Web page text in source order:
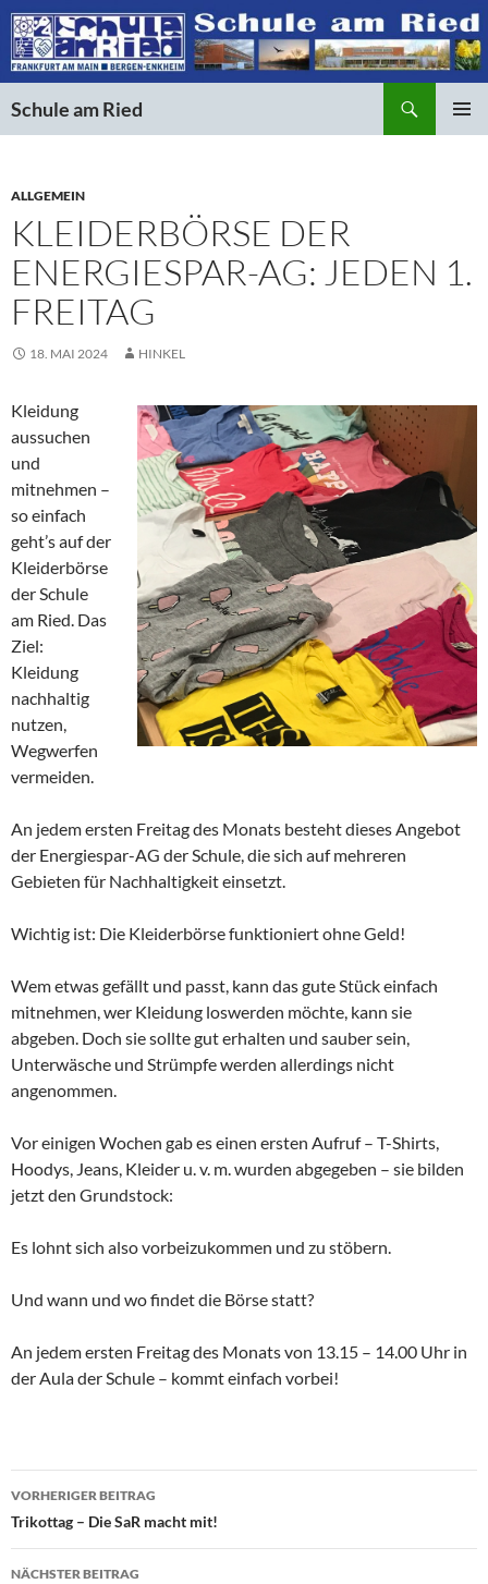
Schule am Ried
ALLGEMEIN
KLEIDERBÖRSE DER
ENERGIESPAR-AG: JEDEN 1.
FREITAG
18. MAI 2024 HINKEL
Kleidung
aussuchen
und
mitnehmen –
so einfach
geht’s auf der
Kleiderbörse
der Schule
am Ried. Das
Ziel:
Kleidung
nachhaltig
nutzen,
Wegwerfen
vermeiden.
An jedem ersten Freitag des Monats besteht dieses Angebot
der Energiespar-AG der Schule, die sich auf mehreren
Gebieten für Nachhaltigkeit einsetzt.
Wichtig ist: Die Kleiderbörse funktioniert ohne Geld!
Wem etwas gefällt und passt, kann das gute Stück einfach
mitnehmen, wer Kleidung loswerden möchte, kann sie
abgeben. Doch sie sollte gut erhalten und sauber sein,
Unterwäsche und Strümpfe werden allerdings nicht
angenommen.
Vor einigen Wochen gab es einen ersten Aufruf – T-Shirts,
Hoodys, Jeans, Kleider u. v. m. wurden abgegeben – sie bilden
jetzt den Grundstock:
Es lohnt sich also vorbeizukommen und zu stöbern.
Und wann und wo findet die Börse statt?
An jedem ersten Freitag des Monats von 13.15 – 14.00 Uhr in
der Aula der Schule – kommt einfach vorbei!
Beitragsnavigation
VORHERIGER BEITRAG
Trikottag – Die SaR macht mit!
NÄCHSTER BEITRAG